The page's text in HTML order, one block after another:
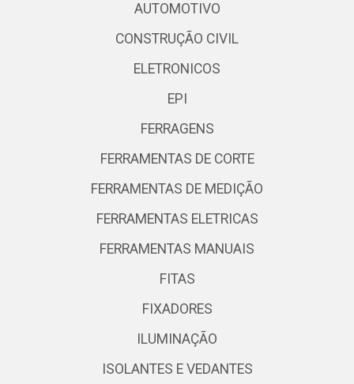
AUTOMOTIVO
CONSTRUÇÃO CIVIL
ELETRONICOS
EPI
FERRAGENS
FERRAMENTAS DE CORTE
FERRAMENTAS DE MEDIÇÃO
FERRAMENTAS ELETRICAS
FERRAMENTAS MANUAIS
FITAS
FIXADORES
ILUMINAÇÃO
ISOLANTES E VEDANTES